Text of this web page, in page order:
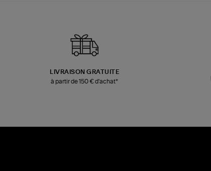
LIVRAISON GRATUITE
à partir de 150 € d'achat*